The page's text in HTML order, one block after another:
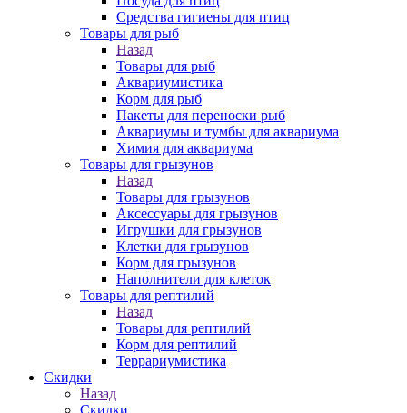
Средства гигиены для птиц
Товары для рыб
Назад
Товары для рыб
Аквариумистика
Корм для рыб
Пакеты для переноски рыб
Аквариумы и тумбы для аквариума
Химия для аквариума
Товары для грызунов
Назад
Товары для грызунов
Аксессуары для грызунов
Игрушки для грызунов
Клетки для грызунов
Корм для грызунов
Наполнители для клеток
Товары для рептилий
Назад
Товары для рептилий
Корм для рептилий
Террариумистика
Скидки
Назад
Скидки